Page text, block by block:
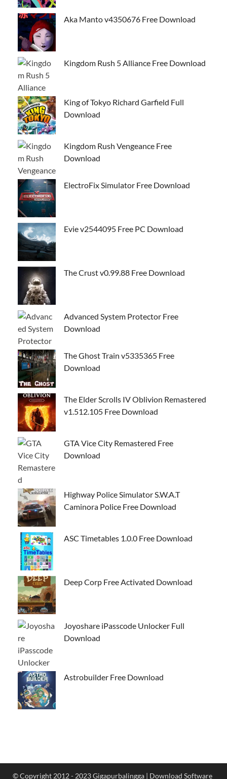
Aka Manto v4350676 Free Download
Kingdom Rush 5 Alliance Free Download
King of Tokyo Richard Garfield Full
Download
Kingdom Rush Vengeance Free
Download
ElectroFix Simulator Free Download
Evie v2544095 Free PC Download
The Crust v0.99.88 Free Download
Advanced System Protector Free
Download
The Ghost Train v5335365 Free
Download
The Elder Scrolls IV Oblivion Remastered
v1.512.105 Free Download
GTA Vice City Remastered Free
Download
Highway Police Simulator S.W.A.T
Caminora Police Free Download
ASC Timetables 1.0.0 Free Download
Deep Corp Free Activated Download
Joyoshare iPasscode Unlocker Full
Download
Astrobuilder Free Download
© Copyright 2012 - 2023 Gigapurbalingga | Download Software